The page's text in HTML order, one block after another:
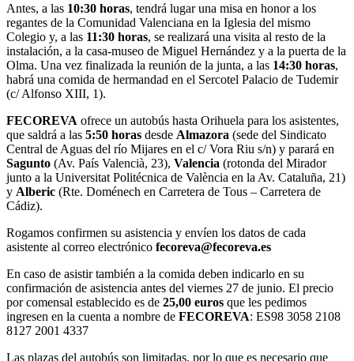
Antes, a las 10:30 horas, tendrá lugar una misa en honor a los
regantes de la Comunidad Valenciana en la Iglesia del mismo
Colegio y, a las 11:30 horas, se realizará una visita al resto de la
instalación, a la casa-museo de Miguel Hernández y a la puerta de la
Olma. Una vez finalizada la reunión de la junta, a las 14:30 horas,
habrá una comida de hermandad en el Sercotel Palacio de Tudemir
(c/ Alfonso XIII, 1).
FECOREVA ofrece un autobús hasta Orihuela para los asistentes,
que saldrá a las 5:50 horas desde Almazora (sede del Sindicato
Central de Aguas del río Mijares en el c/ Vora Riu s/n) y parará en
Sagunto (Av. País Valencià, 23), Valencia (rotonda del Mirador
junto a la Universitat Politécnica de València en la Av. Cataluña, 21)
y Alberic (Rte. Doménech en Carretera de Tous – Carretera de
Cádiz).
Rogamos confirmen su asistencia y envíen los datos de cada
asistente al correo electrónico fecoreva@fecoreva.es
En caso de asistir también a la comida deben indicarlo en su
confirmación de asistencia antes del viernes 27 de junio. El precio
por comensal establecido es de 25,00 euros que les pedimos
ingresen en la cuenta a nombre de FECOREVA: ES98 3058 2108
8127 2001 4337
Las plazas del autobús son limitadas, por lo que es necesario que